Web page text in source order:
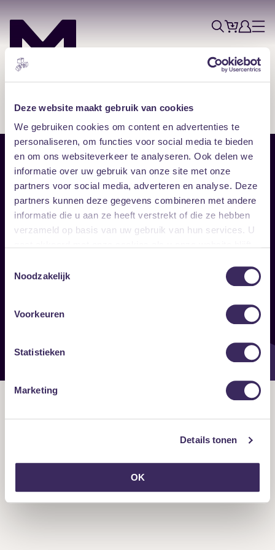
Deze website maakt gebruik van cookies
We gebruiken cookies om content en advertenties te
personaliseren, om functies voor social media te bieden
en om ons websiteverkeer te analyseren. Ook delen we
informatie over uw gebruik van onze site met onze
partners voor social media, adverteren en analyse. Deze
partners kunnen deze gegevens combineren met andere
informatie die u aan ze heeft verstrekt of die ze hebben
verzameld op basis van uw gebruik van hun services. U
Noodzakelijk
Voorkeuren
Statistieken
Marketing
Details tonen
OK
ZoekTicketsAccount
Menu
Sitemap
Home
Vrijwilligers
Verhuur
Disclaimer
Toegankelijkheid
Privacy & cookies
Follow
Onze nieuwsbrief ontvangen?